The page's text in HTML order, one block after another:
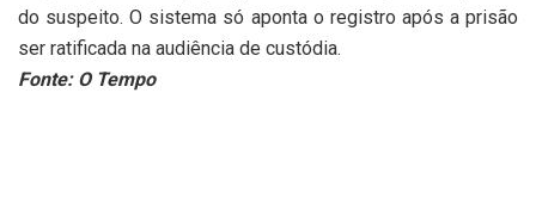
do suspeito. O sistema só aponta o registro após a prisão
ser ratificada na audiência de custódia.
Fonte: O Tempo